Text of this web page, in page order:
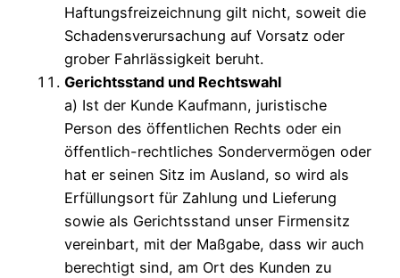
Haftungsfreizeichnung gilt nicht, soweit die
Schadensverursachung auf Vorsatz oder
grober Fahrlässigkeit beruht.
Gerichtsstand und Rechtswahl
a) Ist der Kunde Kaufmann, juristische
Person des öffentlichen Rechts oder ein
öffentlich-rechtliches Sondervermögen oder
hat er seinen Sitz im Ausland, so wird als
Erfüllungsort für Zahlung und Lieferung
sowie als Gerichtsstand unser Firmensitz
vereinbart, mit der Maßgabe, dass wir auch
berechtigt sind, am Ort des Kunden zu